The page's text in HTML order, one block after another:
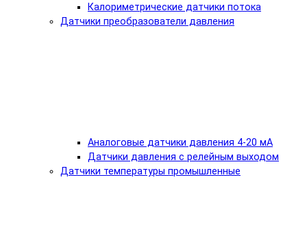
Калориметрические датчики потока
Датчики преобразователи давления
Аналоговые датчики давления 4-20 мА
Датчики давления с релейным выходом
Датчики температуры промышленные